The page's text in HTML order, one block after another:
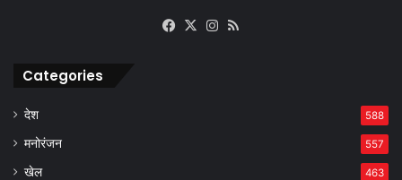
Facebook
X Instagram
Categories
देश 588
मनोरंजन 557
खेल 463